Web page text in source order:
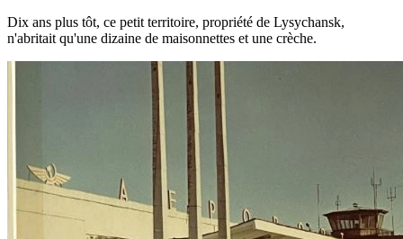
Dix ans plus tôt, ce petit territoire, propriété de Lysychansk,
n'abritait qu'une dizaine de maisonnettes et une crèche.